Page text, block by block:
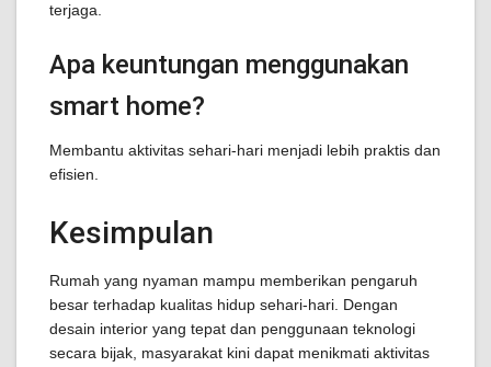
terjaga.
Apa keuntungan menggunakan
smart home?
Membantu aktivitas sehari-hari menjadi lebih praktis dan
efisien.
Kesimpulan
Rumah yang nyaman mampu memberikan pengaruh
besar terhadap kualitas hidup sehari-hari. Dengan
desain interior yang tepat dan penggunaan teknologi
secara bijak, masyarakat kini dapat menikmati aktivitas